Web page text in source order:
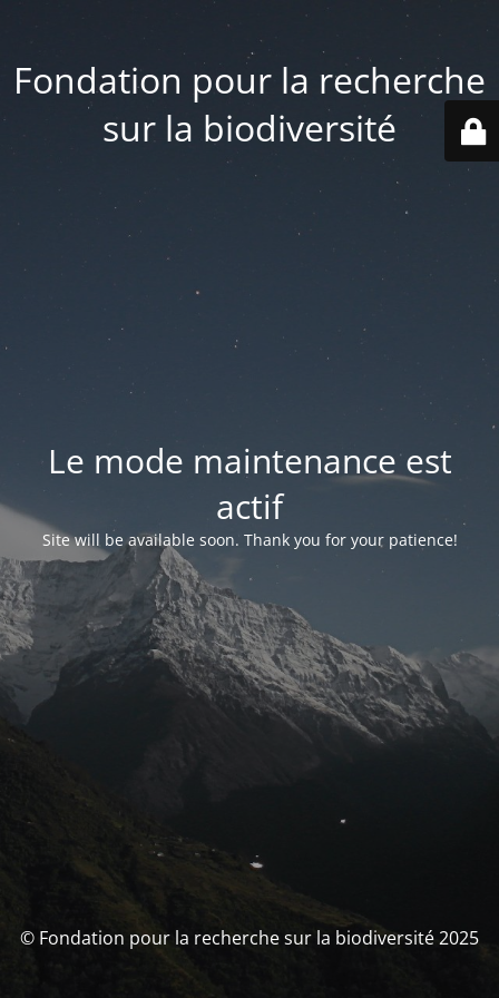
Fondation pour la recherche
sur la biodiversité
Le mode maintenance est
actif
Site will be available soon. Thank you for your patience!
© Fondation pour la recherche sur la biodiversité 2025